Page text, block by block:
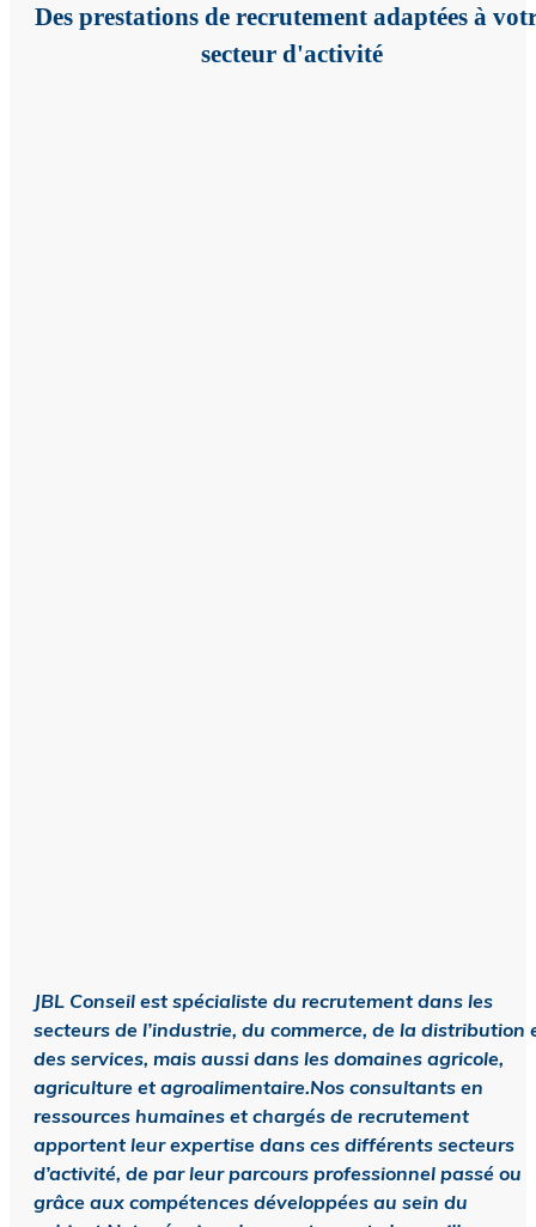
Des prestations de recrutement adaptées à
secteur d'activité
JBL Conseil est spécialiste du recrutement dans les
secteurs de l’industrie, du commerce, de la distribution
des services, mais aussi dans les domaines agricole,
agriculture et agroalimentaire.Nos consultants en
ressources humaines et chargés de recrutement
apportent leur expertise dans ces différents secteurs
d’activité, de par leur parcours professionnel passé ou
grâce aux compétences développées au sein du